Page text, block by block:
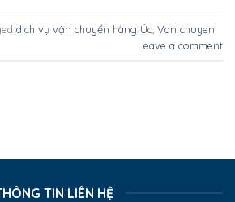
dịch vụ vận chuyển hàng Úc Van chuyen
Leave a comment
TIN LIÊN HỆ